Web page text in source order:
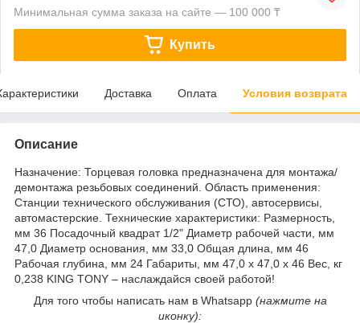
Минимальная сумма заказа на сайте — 100 000 ₸
Купить
Доставка Оплата Условия возврата
Описание
Назначение: Торцевая головка предназначена для монтажа/
демонтажа резьбовых соединений. Область применения:
Станции технического обслуживания (СТО), автосервисы,
автомастерские. Технические характеристики: Размерность,
мм 36 Посадочный квадрат 1/2" Диаметр рабочей части, мм
47,0 Диаметр основания, мм 33,0 Общая длина, мм 46
Рабочая глубина, мм 24 Габариты, мм 47,0 х 47,0 х 46 Вес, кг
0,238 KING TONY – наслаждайся своей работой!
Для того чтобы написать нам в Whatsapp (нажмите на
иконку):